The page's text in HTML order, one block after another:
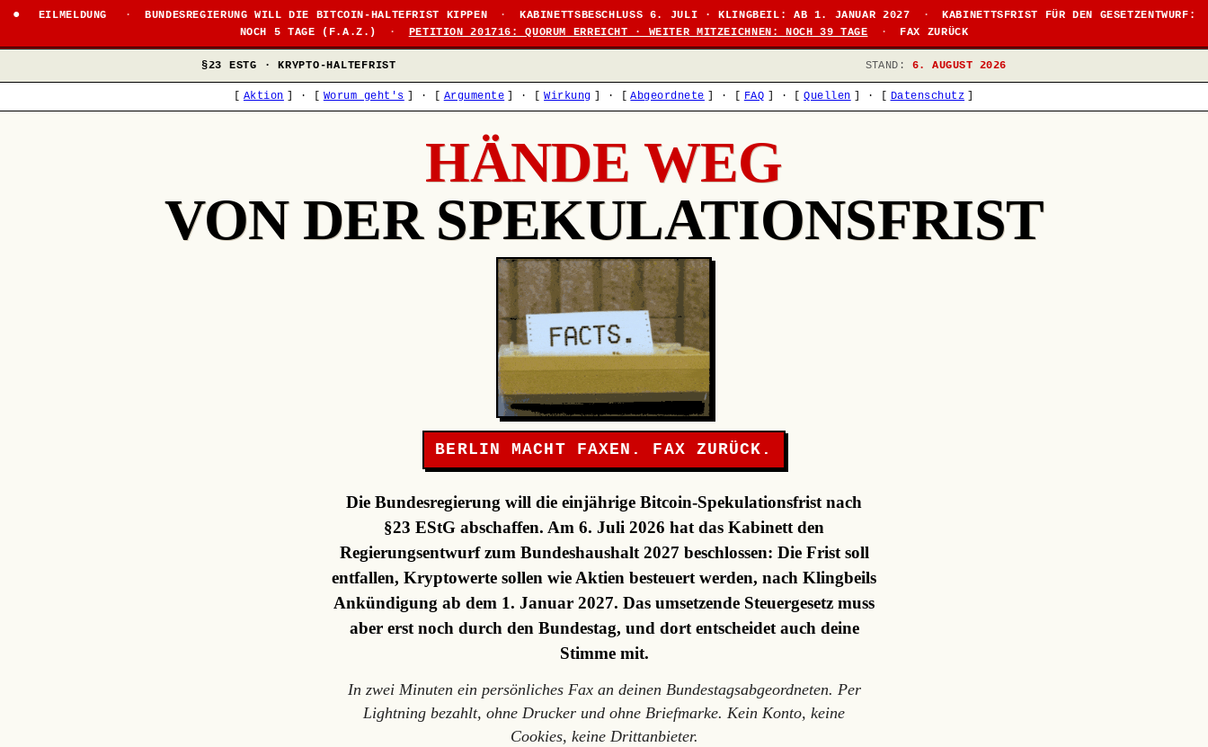
● EILMELDUNG · BUNDESREGIERUNG WILL DIE BITCOIN-HALTEFRIST KIPPEN · KABINETTSBESCHLUSS 6. JULI · KLINGBEIL: AB 1. JANUAR 2027 ·
KABINETTSFRIST FÜR DEN GESETZENTWURF:
NOCH 5 TAGE (F.A.Z.)
· PETITION 201716: QUORUM ERREICHT · WEITER MITZEICHNEN: NOCH 39 TAGE · FAX ZURÜCK
§23 ESTG · KRYPTO-HALTEFRIST STAND: 6. AUGUST 2026
Aktion · Worum geht's · Argumente · Wirkung · Abgeordnete · FAQ · Quellen · Datenschutz
HÄNDE WEG
VON DER SPEKULATIONSFRIST
BERLIN MACHT FAXEN. FAX ZURÜCK.
Die Bundesregierung will die einjährige Bitcoin-Spekulationsfrist nach
§23 EStG abschaffen. Am 6. Juli 2026 hat das Kabinett den
Regierungsentwurf zum Bundeshaushalt 2027 beschlossen: Die Frist soll
entfallen, Kryptowerte sollen wie Aktien besteuert werden, nach Klingbeils
Ankündigung ab dem 1. Januar 2027. Das umsetzende Steuergesetz muss
aber erst noch durch den Bundestag, und dort entscheidet auch deine
Stimme mit.
In zwei Minuten ein persönliches Fax an deinen Bundestagsabgeordneten. Per
Lightning bezahlt, ohne Drucker und ohne Briefmarke. Kein Konto, keine
Cookies, keine Drittanbieter.